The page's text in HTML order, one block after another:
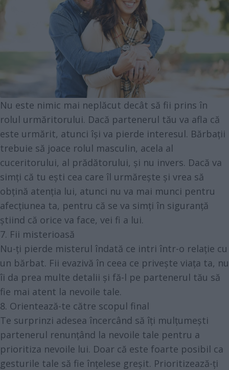
Nu este nimic mai neplăcut decât să fii prins în
rolul urmăritorului. Dacă partenerul tău va afla că
este urmărit, atunci își va pierde interesul. Bărbații
trebuie să joace rolul masculin, acela al
cuceritorului, al prădătorului, și nu invers. Dacă va
simți că tu ești cea care îl urmărește și vrea să
obțină atenția lui, atunci nu va mai munci pentru
afecțiunea ta, pentru că se va simți în siguranță
știind că orice va face, vei fi a lui.
7. Fii misterioasă
Nu-ți pierde misterul îndată ce intri într-o relație cu
un bărbat. Fii evazivă în ceea ce privește viața ta, nu
îi da prea multe detalii și fă-l pe partenerul tău să
fie mai atent la nevoile tale.
8. Orientează-te către scopul final
Te surprinzi adesea încercând să îți mulțumești
partenerul renunțând la nevoile tale pentru a
prioritiza nevoile lui. Doar că este foarte posibil ca
gesturile tale să fie înțelese greșit. Prioritizează-ți